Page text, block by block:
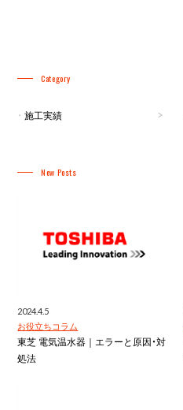
Category
施工実績
New Posts
2024.4.5
お役立ちコラム
東芝 電気温水器｜エラーと原因・対
処法